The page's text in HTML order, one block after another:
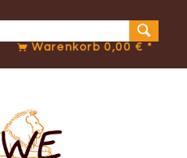
Warenkorb0,00 € *